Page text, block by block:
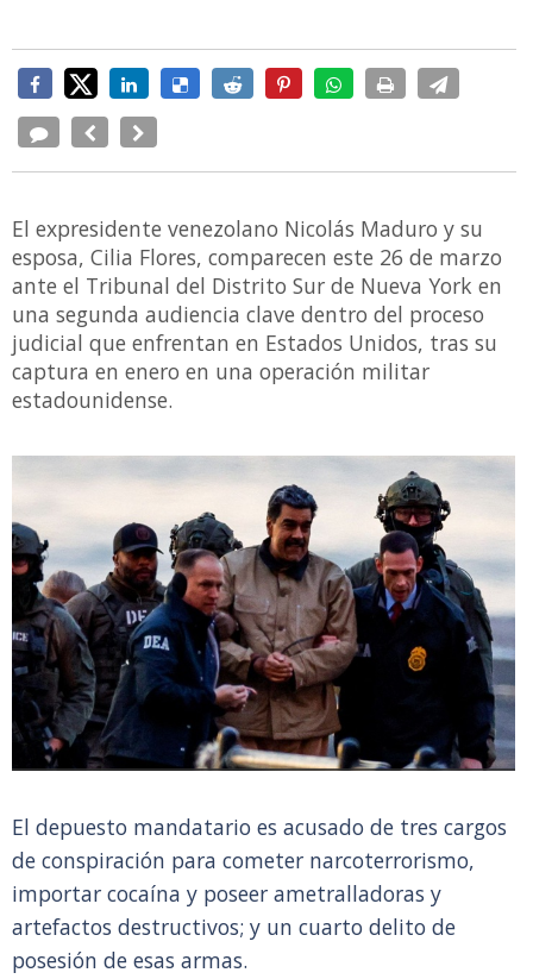
El expresidente venezolano Nicolás Maduro y su
esposa, Cilia Flores, comparecen este 26 de marzo
ante el Tribunal del Distrito Sur de Nueva York en
una segunda audiencia clave dentro del proceso
judicial que enfrentan en Estados Unidos, tras su
captura en enero en una operación militar
estadounidense.
El depuesto mandatario es acusado de tres cargos
de conspiración para cometer narcoterrorismo,
importar cocaína y poseer ametralladoras y
artefactos destructivos; y un cuarto delito de
posesión de esas armas.